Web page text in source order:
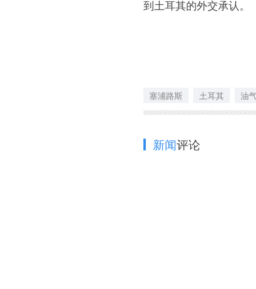
到土耳其的外交承认。
塞浦路斯 土耳其 油
新闻评论